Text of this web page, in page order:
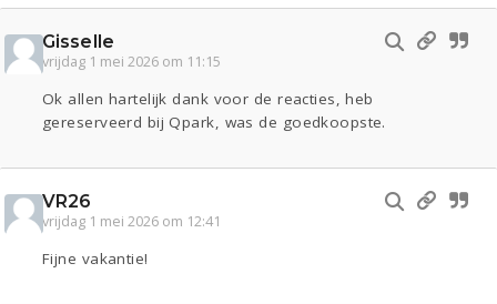
Gisselle
vrijdag 1 mei 2026 om 11:15
Ok allen hartelijk dank voor de reacties, heb
gereserveerd bij Qpark, was de goedkoopste.
VR26
vrijdag 1 mei 2026 om 12:41
Fijne vakantie!